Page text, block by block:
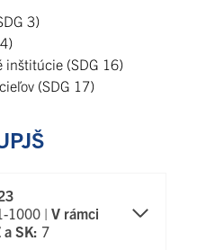
3)
inštitúcie (SDG 16)
(SDG 17)
1000 | V rámci
a SK: 7